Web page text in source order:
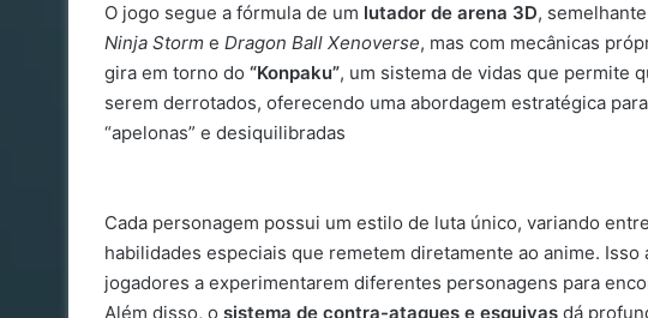
O jogo segue a fórmula de um lutador de arena 3D,
Ninja Storm e Dragon Ball Xenoverse, mas com mecânicas
gira em torno do “Konpaku”, um sistema de vidas que permite
serem derrotados, oferecendo uma abordagem estratégica
“apelonas” e desiquilibradas
Cada personagem possui um estilo de luta único, variando
habilidades especiais que remetem diretamente ao anime.
jogadores a experimentarem diferentes personagens para
Além disso, o sistema de contra-ataques e esquivas dá